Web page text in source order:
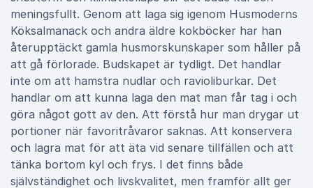
meningsfullt. Genom att laga sig igenom Husmoderns
Köksalmanack och andra äldre kokböcker har han
återupptäckt gamla husmorskunskaper som håller på
att gå förlorade. Budskapet är tydligt. Det handlar
inte om att hamstra nudlar och ravioliburkar. Det
handlar om att kunna laga den mat man får tag i och
göra något gott av den. Att förstå hur man drygar ut
portioner när favoritråvaror saknas. Att konservera
och lagra mat för att äta vid senare tillfällen och att
tänka bortom kyl och frys. I det finns både
självständighet och livskvalitet, men framför allt ger